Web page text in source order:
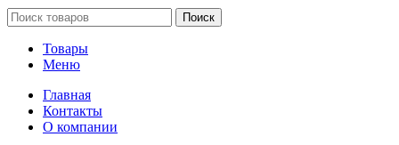
Поиск
Товары
Меню
Главная
Контакты
О компании